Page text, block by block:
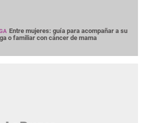
Entre mujeres: guía para acompañar a su
o familiar con cáncer de mama